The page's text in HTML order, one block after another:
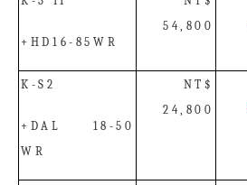
+HD16-85WR
54,800
K-S2
+DAL 18-50
WR
NT$
24,800